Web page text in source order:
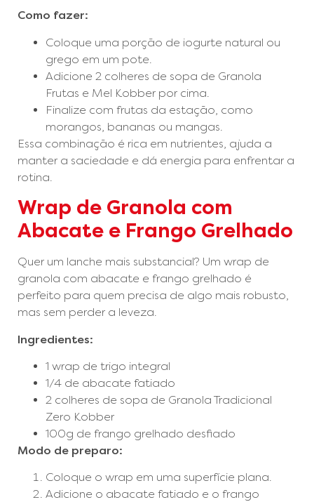
Como fazer:
Coloque uma porção de iogurte natural ou
grego em um pote.
Adicione 2 colheres de sopa de Granola
Frutas e Mel Kobber por cima.
Finalize com frutas da estação, como
morangos, bananas ou mangas.
Essa combinação é rica em nutrientes, ajuda a
manter a saciedade e dá energia para enfrentar a
rotina.
Wrap de Granola com
Abacate e Frango Grelhado
Quer um lanche mais substancial? Um wrap de
granola com abacate e frango grelhado é
perfeito para quem precisa de algo mais robusto,
mas sem perder a leveza.
Ingredientes:
1 wrap de trigo integral
1/4 de abacate fatiado
2 colheres de sopa de Granola Tradicional
Zero Kobber
100g de frango grelhado desfiado
Modo de preparo:
Coloque o wrap em uma superfície plana.
Adicione o abacate fatiado e o frango